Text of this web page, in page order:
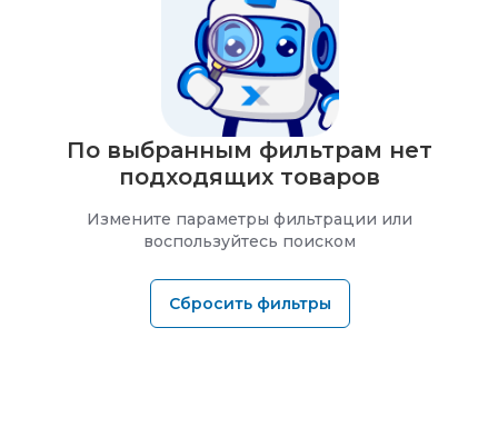
По выбранным фильтрам нет
подходящих товаров
Измените параметры фильтрации или
воспользуйтесь поиском
Сбросить фильтры